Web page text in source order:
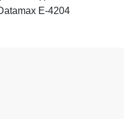
E-4204